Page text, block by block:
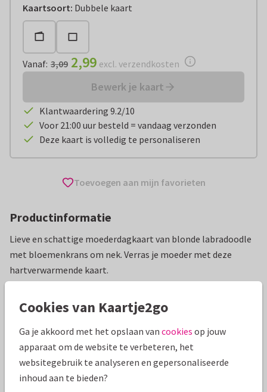
Kaartsoort: Dubbele kaart
Vanaf: € 2,99 excl. verzendkosten
Vanaf: 3,09 2,99 excl. verzendkosten
Bewerk je kaart
Klantwaardering 9.2/10
Voor 21:00 uur besteld = vandaag verzonden
Deze kaart is volledig te personaliseren
Toevoegen aan mijn favorieten
Productinformatie
Lieve en schattige moederdagkaart van blonde labradoodle
met bloemenkrans om nek. Verras je moeder met deze
hartverwarmende kaart.
Moederdag kaarten Studio Snuit Grappig
Specificaties bij deze kaart
Cookies van Kaartje2go
Ga je akkoord met het opslaan van cookies op jouw
apparaat om de website te verbeteren, het
websitegebruik te analyseren en gepersonaliseerde
inhoud aan te bieden?